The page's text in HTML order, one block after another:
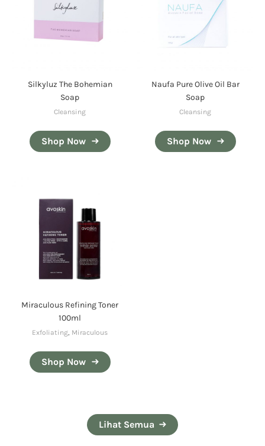
Silkyluz The Bohemian
Soap
Cleansing
Shop Now
Naufa Pure Olive Oil Bar
Soap
Cleansing
Shop Now
Miraculous Refining Toner
100ml
Exfoliating Miraculous
Shop Now
Lihat Semua